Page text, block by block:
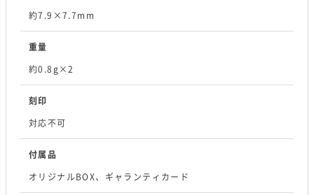
約7.9×7.7mm
重量
約0.8g×2
刻印
対応不可
付属品
オリジナルBOX、ギャランティカード